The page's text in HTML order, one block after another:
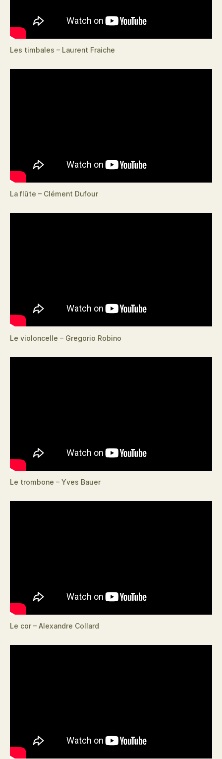
Les timbales – Laurent Fraiche
La flûte – Clément Dufour
Le violoncelle – Gregorio Robino
Le trombone – Yves Bauer
Le cor – Alexandre Collard